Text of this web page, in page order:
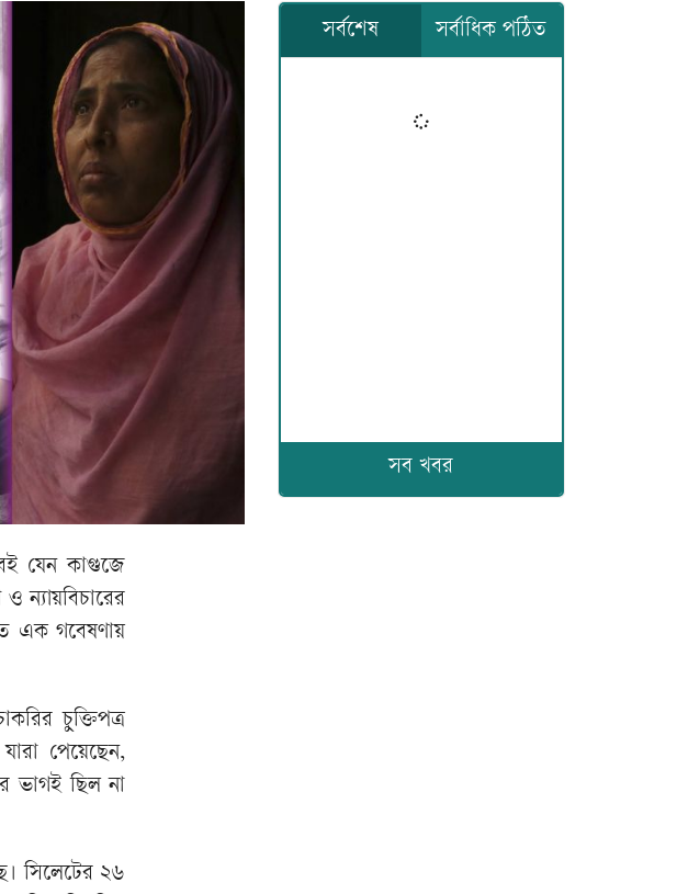
যেন কাগুজে
ন্যায়বিচারের
এক গবেষণায়
চুক্তিপত্র
পেয়েছেন,
ভাগই ছিল না
সিলেটের ২৬
সর্বশেষ সর্বাধিক পঠিত
সব খবর